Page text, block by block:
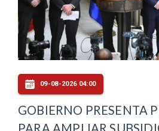
09-08-2026 04:00
GOBIERNO PRESENTA
PARA AMPLIAR